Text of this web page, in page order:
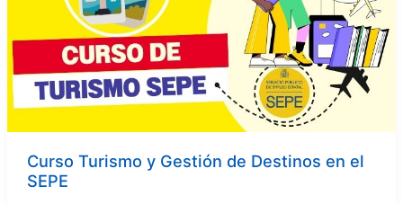
Curso Turismo y Gestión de Destinos en el
SEPE
SEPE